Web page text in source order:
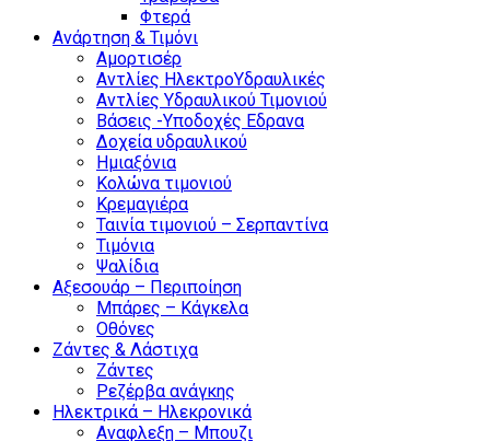
Φτερά
Ανάρτηση & Τιμόνι
Αμορτισέρ
Αντλίες ΗλεκτροΥδραυλικές
Αντλίες Υδραυλικού Τιμονιού
Βάσεις -Υποδοχές Εδρανα
Δοχεία υδραυλικού
Ημιαξόνια
Κολώνα τιμονιού
Κρεμαγιέρα
Ταινία τιμονιού – Σερπαντίνα
Τιμόνια
Ψαλίδια
Αξεσουάρ – Περιποίηση
Μπάρες – Κάγκελα
Οθόνες
Ζάντες & Λάστιχα
Ζάντες
Ρεζέρβα ανάγκης
Ηλεκτρικά – Ηλεκρονικά
Αναφλεξη – Μπουζι